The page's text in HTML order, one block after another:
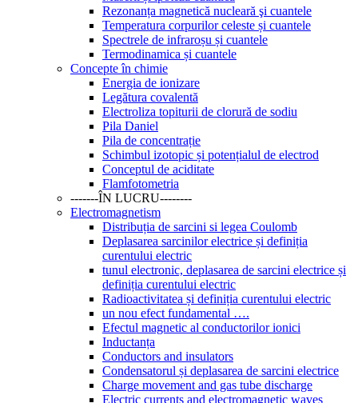
Rezonanța magnetică nucleară şi cuantele
Temperatura corpurilor celeste și cuantele
Spectrele de infraroșu și cuantele
Termodinamica și cuantele
Concepte în chimie
Energia de ionizare
Legătura covalentă
Electroliza topiturii de clorură de sodiu
Pila Daniel
Pila de concentrație
Schimbul izotopic și potențialul de electrod
Conceptul de aciditate
Flamfotometria
-------ÎN LUCRU--------
Electromagnetism
Distribuția de sarcini si legea Coulomb
Deplasarea sarcinilor electrice și definiția
curentului electric
tunul electronic, deplasarea de sarcini electrice și
definiția curentului electric
Radioactivitatea și definiția curentului electric
un nou efect fundamental ….
Efectul magnetic al conductorilor ionici
Inductanța
Conductors and insulators
Condensatorul și deplasarea de sarcini electrice
Charge movement and gas tube discharge
Electric currents and electromagnetic waves